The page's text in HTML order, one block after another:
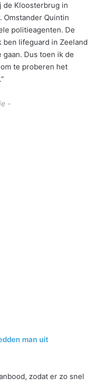
de Kloosterbrug in
Omstander Quintin
politieagenten. De
ben lifeguard in Zeeland
Dus toen ik de
te proberen het
-
man uit
zodat er zo snel